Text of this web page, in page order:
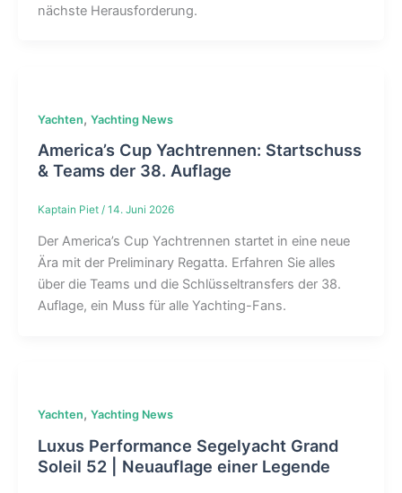
nächste Herausforderung.
Yachten, Yachting News
America’s Cup Yachtrennen: Startschuss
& Teams der 38. Auflage
Kaptain Piet / 14. Juni 2026
Der America’s Cup Yachtrennen startet in eine neue
Ära mit der Preliminary Regatta. Erfahren Sie alles
über die Teams und die Schlüsseltransfers der 38.
Auflage, ein Muss für alle Yachting-Fans.
Yachten, Yachting News
Luxus Performance Segelyacht Grand
Soleil 52 | Neuauflage einer Legende